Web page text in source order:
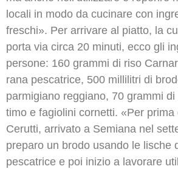
locali in modo da cucinare con
freschi». Per arrivare al piatto, la
porta via circa 20 minuti, ecco gli
persone: 160 grammi di riso
rana pescatrice, 500 millilitri di
parmigiano reggiano, 70 grammi
timo e fagiolini cornetti. «Per prima
Cerutti, arrivato a Semiana nel
preparo un brodo usando le lische
pescatrice e poi inizio a lavorare